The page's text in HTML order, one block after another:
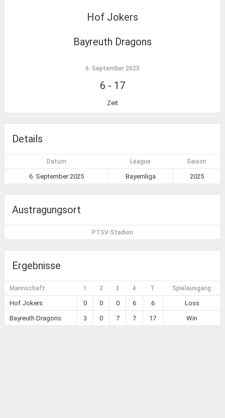
Hof Jokers
Bayreuth Dragons
6. September 2025
6 - 17
Zeit
Details
Datum League Saison
6. September 2025 Bayernliga 2025
Austragungsort
PTSV-Stadion
Ergebnisse
Mannschaft 1 2 3 4 T Spielausgang
Hof Jokers 0 0 0 6 6
Loss
Bayreuth Dragons
3 0 7 7 17 Win